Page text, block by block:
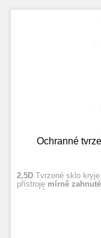
Ochranné
2,5D Tvrzené sklo kryje
přístroje mírně zahnuté
zahnutím.
Fotografie jsou